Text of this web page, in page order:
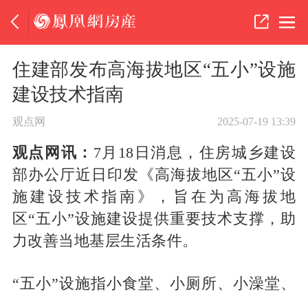
住建部发布高海拔地区“五小”设施
建设技术指南
观点网 2025-07-19 13:39
观点网讯： 7月18日消息，住房城乡建设
部办公厅近日印发《高海拔地区“五小”设
施建设技术指南》，旨在为高海拔地
区“五小”设施建设提供重要技术支撑，助
力改善当地基层生活条件。
“五小”设施指小食堂、小厕所、小澡堂、